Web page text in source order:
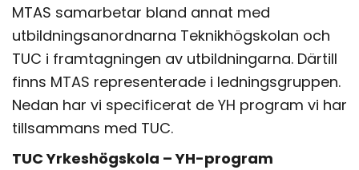
MTAS samarbetar bland annat med
utbildningsanordnarna Teknikhögskolan och
TUC i framtagningen av utbildningarna. Därtill
finns MTAS representerade i ledningsgruppen.
Nedan har vi specificerat de YH program vi har
tillsammans med TUC.
TUC Yrkeshögskola – YH-program